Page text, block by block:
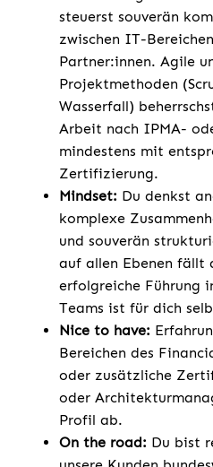
steuerst souverän
zwischen IT-
Partner:innen. Agile
Projektmethoden
Wasserfall)
Arbeit nach IPMA-
mindestens mit
Zertifizierung.
Mindset: Du denkst
komplexe
und souverän
auf allen Ebenen fällt
erfolgreiche Führung
Teams ist für dich
Nice to have:
Bereichen des
oder zusätzliche
oder
Profil ab.
On the road: Du bist